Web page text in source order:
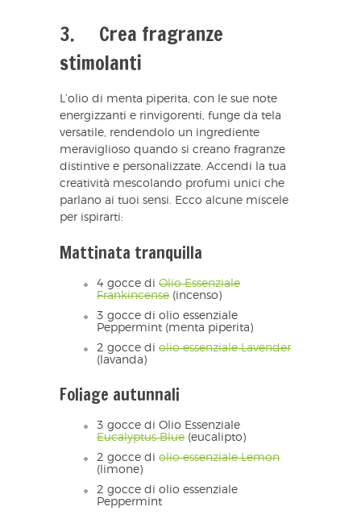
3. Crea fragranze
stimolanti
L’olio di menta piperita, con le sue note
energizzanti e rinvigorenti, funge da tela
versatile, rendendolo un ingrediente
meraviglioso quando si creano fragranze
distintive e personalizzate. Accendi la tua
creatività mescolando profumi unici che
parlano ai tuoi sensi. Ecco alcune miscele
per ispirarti:
Mattinata tranquilla
4 gocce di Olio Essenziale
Frankincense (incenso)
3 gocce di olio essenziale
Peppermint (menta piperita)
2 gocce di olio essenziale Lavender
(lavanda)
Foliage autunnali
3 gocce di Olio Essenziale
Eucalyptus Blue (eucalipto)
2 gocce di olio essenziale Lemon
(limone)
2 gocce di olio essenziale
Peppermint